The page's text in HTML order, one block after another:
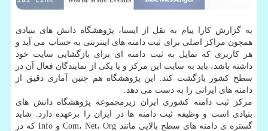
به گزارش كارا پیام به نقل از ایسنا، پژوهشگاه دانش های بنیادی
همچون مراكز اصلی برای ثبت دامنه های اینترنتی به حساب می آید و
هر كاربری كه تمایل به ثبت دامنه ای برای بازگشایی سایت خود
داشته باشد، باید به سایت این مركز و یا یكی از نمایندگان فعال آن در
سطح كشور بازگشت كند. این پژوهشگاه هم چنین آماری دقیق از
دامنه های ایرانی را به دست می دهد.
مركز ثبت دامنه كشوری ایران زیرمجموعه پژوهشگاه دانش های
بنیادی است و وظیفه ثبت دامنه ها در ایران را برعهده دارد. شاید
گستره ی دامنه های سطح بالایی مانند Com، Net، Org و Info كه در